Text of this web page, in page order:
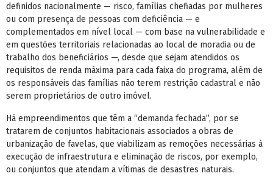
definidos nacionalmente — risco, famílias chefiadas por mulheres
ou com presença de pessoas com deficiência — e
complementados em nível local — com base na vulnerabilidade e
em questões territoriais relacionadas ao local de moradia ou de
trabalho dos beneficiários —, desde que sejam atendidos os
requisitos de renda máxima para cada faixa do programa, além de
os responsáveis das famílias não terem restrição cadastral e não
serem proprietários de outro imóvel.
Há empreendimentos que têm a “demanda fechada”, por se
tratarem de conjuntos habitacionais associados a obras de
urbanização de favelas, que viabilizam as remoções necessárias à
execução de infraestrutura e eliminação de riscos, por exemplo,
ou conjuntos que atendam a vítimas de desastres naturais.